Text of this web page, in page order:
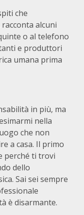
che
racconta alcuni
o al telefono
e produttori
umana prima
in più, ma
nella
che non
a casa. Il primo
perché ti trovi
dello
Sai sei sempre
è disarmante.